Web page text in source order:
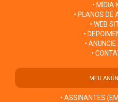
• MÍDIA
• PLANOS DE
• WEB
•
• ANUNCIE
•
MEU
• ASSINANTES